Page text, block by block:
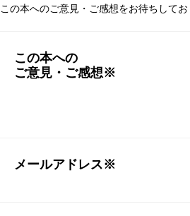
この本へのご意見・ご感想をお待ちしてお
この本への
ご意見・ご感想※
メールアドレス※